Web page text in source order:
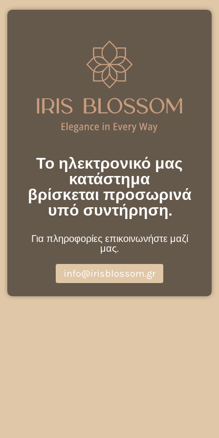
Το ηλεκτρονικό μας
κατάστημα
βρίσκεται προσωρινά
υπό συντήρηση.
Για πληροφορίες επικοινωνήστε μαζί
μας.
info@irisblossom.gr